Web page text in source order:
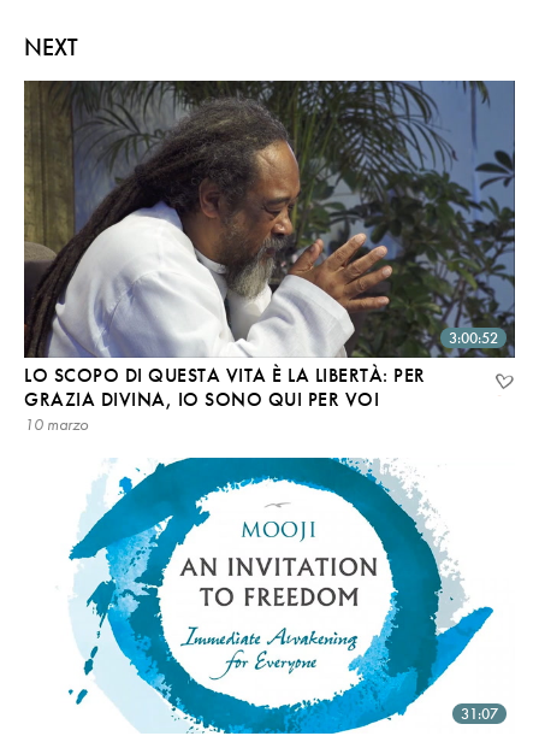
NEXT
3:00:52
LO SCOPO DI QUESTA VITA È LA LIBERTÀ: PER
GRAZIA DIVINA, IO SONO QUI PER VOI
10 marzo
31:07